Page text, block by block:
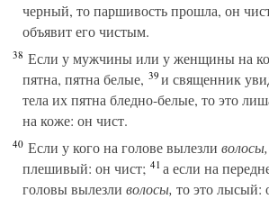
черный, то паршивость прошла, он
объявит его чистым.
38 Если у мужчины или у женщины на
пятна, пятна белые, 39и священник
тела их пятна бледно-белые, то это
на коже: он чист.
40 Если у кого на голове вылезли волосы,
плешивый: он чист; 41а если на
головы вылезли волосы, то это лысый: